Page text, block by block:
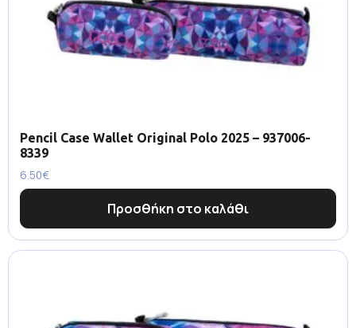
Pencil Case Wallet Original Polo 2025 – 937006-
8339
6.50€
Προσθήκη στο καλάθι